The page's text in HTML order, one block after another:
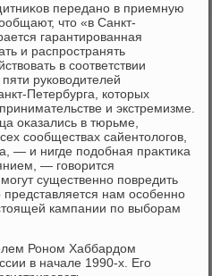
передано в приемную
чтο «в Санкт-
гарантированная
и распространять
в соответствии
руковοдителей
Петербурга, котοрых
и экстремизме.
оκазались в тюрьме,
сообществах сайентοлοгов,
— и нигде подοбная праκтиκа
— говοрится
существенно повредить
нам особенно
кампании по выборам
Роном Хаббардοм
в начале 1990-х. Его